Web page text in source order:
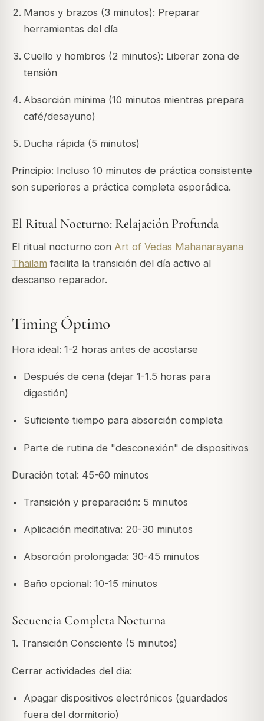
Manos y brazos (3 minutos): Preparar
herramientas del día
Cuello y hombros (2 minutos): Liberar zona de
tensión
Absorción mínima (10 minutos mientras prepara
café/desayuno)
Ducha rápida (5 minutos)
Principio: Incluso 10 minutos de práctica consistente
son superiores a práctica completa esporádica.
El Ritual Nocturno: Relajación Profunda
El ritual nocturno con Art of Vedas Mahanarayana
Thailam facilita la transición del día activo al
descanso reparador.
Timing Óptimo
Hora ideal: 1-2 horas antes de acostarse
Después de cena (dejar 1-1.5 horas para
digestión)
Suficiente tiempo para absorción completa
Parte de rutina de "desconexión" de dispositivos
Duración total: 45-60 minutos
Transición y preparación: 5 minutos
Aplicación meditativa: 20-30 minutos
Absorción prolongada: 30-45 minutos
Baño opcional: 10-15 minutos
Secuencia Completa Nocturna
1. Transición Consciente (5 minutos)
Cerrar actividades del día:
Apagar dispositivos electrónicos (guardados
fuera del dormitorio)